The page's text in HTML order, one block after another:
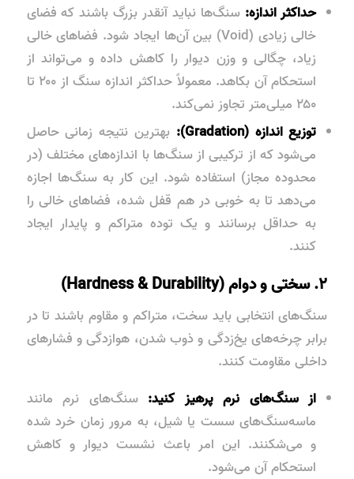
حداکثر اندازه: سنگ‌ها نباید آنقدر بزرگ باشند که فضای
خالی زیادی (Void) بین آن‌ها ایجاد شود. فضاهای خالی
زیاد، چگالی و وزن دیوار را کاهش داده و می‌تواند از
استحکام آن بکاهد. معمولاً حداکثر اندازه سنگ از ۲۰۰ تا
۲۵۰ میلی‌متر تجاوز نمی‌کند.
توزیع اندازه (Gradation):
بهترین نتیجه زمانی حاصل
می‌شود که از ترکیبی از سنگ‌ها با اندازه‌های مختلف (در
محدوده مجاز) استفاده شود. این کار به سنگ‌ها اجازه
می‌دهد تا به خوبی در هم قفل شده، فضاهای خالی را
به حداقل برسانند و یک توده متراکم و پایدار ایجاد
کنند.
۲. سختی و دوام (Hardness & Durability)
سنگ‌های انتخابی باید سخت، متراکم و مقاوم باشند تا در
برابر چرخه‌های یخ‌زدگی و ذوب شدن، هوازدگی و فشارهای
داخلی مقاومت کنند.
از سنگ‌های نرم پرهیز کنید: سنگ‌های نرم مانند
ماسه‌سنگ‌های سست یا شیل، به مرور زمان خرد شده
و می‌شکنند. این امر باعث نشست دیوار و کاهش
استحکام آن می‌شود.